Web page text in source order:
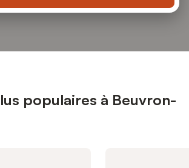
populaires à Beuvron-